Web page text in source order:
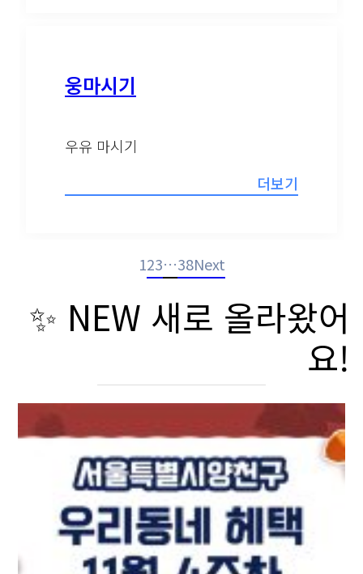
웅마시기
우유 마시기
더보기
123…38Next
✨ NEW 새로 올라왔어
요!